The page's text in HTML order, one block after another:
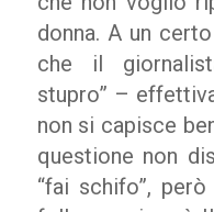
donna. A un
che
il
stupro” –
non si capisce
questione non
“fai schifo”,